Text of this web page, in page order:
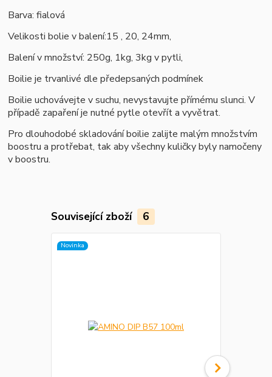
Barva: fialová
Velikosti bolie v balení:15 , 20, 24mm,
Balení v množství: 250g, 1kg, 3kg v pytli,
Boilie je trvanlivé dle předepsaných podmínek
Boilie uchovávejte v suchu, nevystavujte přímému slunci. V
případě zapaření je nutné pytle otevřít a vyvětrat.
Pro dlouhodobé skladování boilie zalijte malým množstvím
boostru a protřebat, tak aby všechny kuličky byly namočeny
v boostru.
Související zboží 6
Novinka